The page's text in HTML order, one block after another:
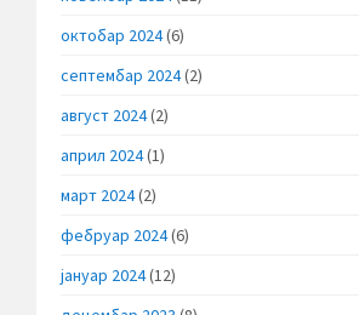
октобар 2024(6)
септембар 2024(2)
август 2024(2)
април 2024(1)
март 2024(2)
фебруар 2024(6)
јануар 2024(12)